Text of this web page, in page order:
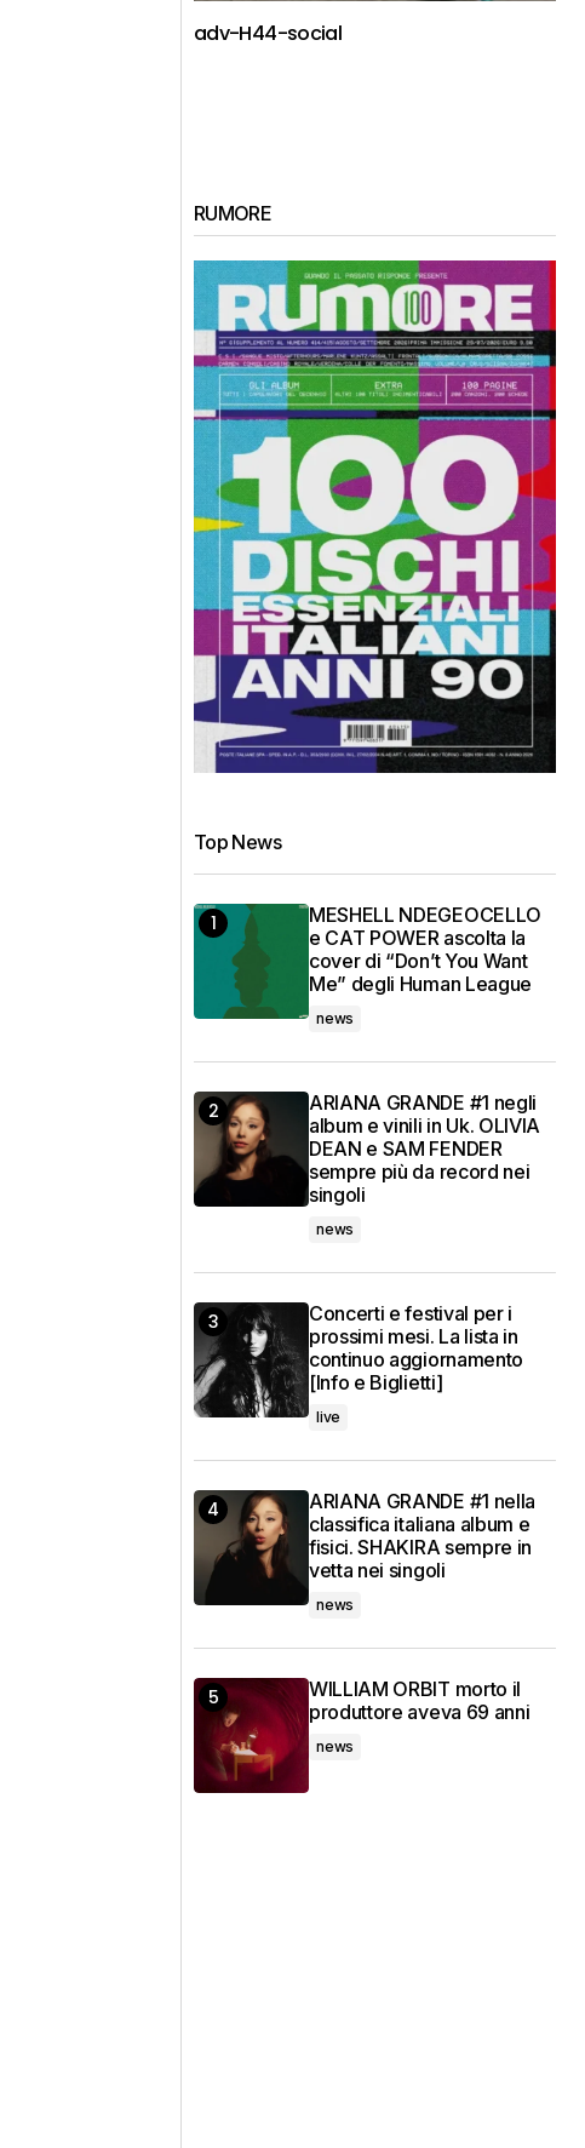
adv-H44-social
RUMORE
Top News
MESHELL NDEGEOCELLO
e CAT POWER ascolta la
cover di “Don’t You Want
Me” degli Human League
news
ARIANA GRANDE #1 negli
album e vinili in Uk. OLIVIA
DEAN e SAM FENDER
sempre più da record nei
singoli
news
Concerti e festival per i
prossimi mesi. La lista in
continuo aggiornamento
[Info e Biglietti]
live
ARIANA GRANDE #1 nella
classifica italiana album e
fisici. SHAKIRA sempre in
vetta nei singoli
news
WILLIAM ORBIT morto il
produttore aveva 69 anni
news